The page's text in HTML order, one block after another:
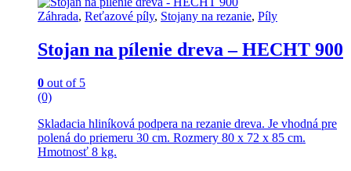
Záhrada, Reťazové píly, Stojany na rezanie, Píly
Stojan na pílenie dreva – HECHT 900
0 out of 5
(0)
Skladacia hliníková podpera na rezanie dreva. Je vhodná pre
polená do priemeru 30 cm. Rozmery 80 x 72 x 85 cm.
Hmotnosť 8 kg.